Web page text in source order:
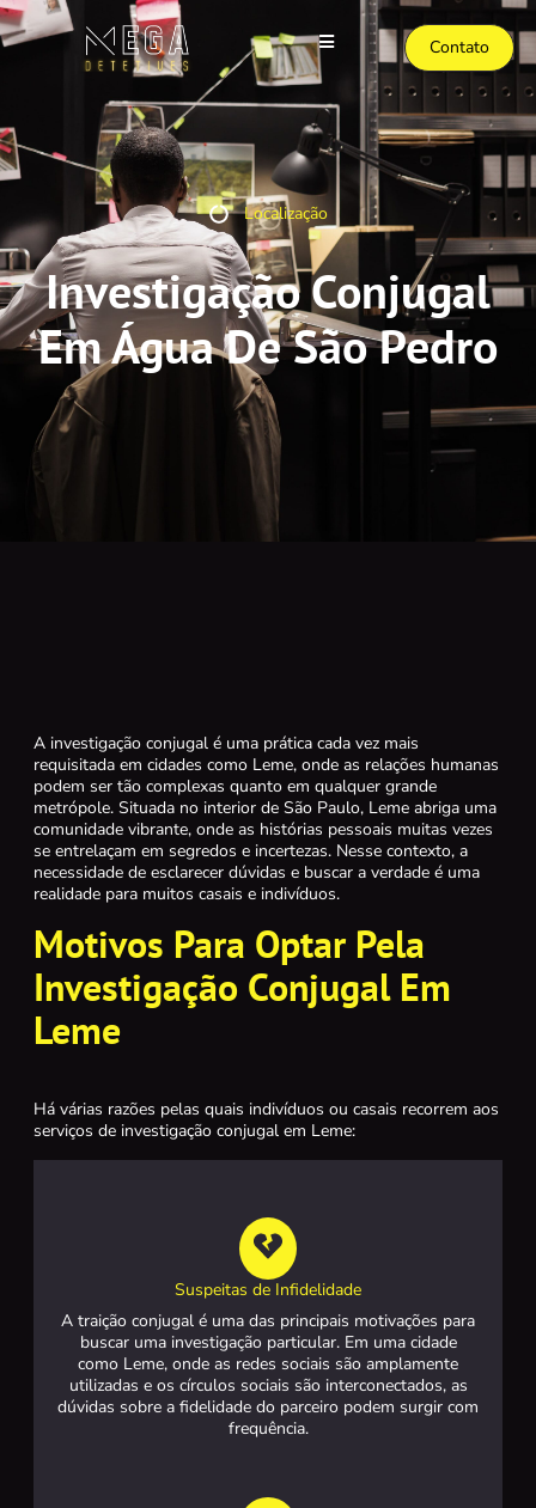
Contato
Localização
Investigação Conjugal
Em Água De São Pedro
A investigação conjugal é uma prática cada vez mais
requisitada em cidades como Leme, onde as relações humanas
podem ser tão complexas quanto em qualquer grande
metrópole. Situada no interior de São Paulo, Leme abriga uma
comunidade vibrante, onde as histórias pessoais muitas vezes
se entrelaçam em segredos e incertezas. Nesse contexto, a
necessidade de esclarecer dúvidas e buscar a verdade é uma
realidade para muitos casais e indivíduos.
Motivos Para Optar Pela
Investigação Conjugal Em
Leme
Há várias razões pelas quais indivíduos ou casais recorrem aos
serviços de investigação conjugal em Leme:
Suspeitas de Infidelidade
A traição conjugal é uma das principais motivações para
buscar uma investigação particular. Em uma cidade
como Leme, onde as redes sociais são amplamente
utilizadas e os círculos sociais são interconectados, as
dúvidas sobre a fidelidade do parceiro podem surgir com
frequência.